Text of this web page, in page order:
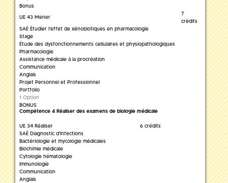
Bonus
UE 43 Mener
7
crédits
SAÉ Étudier l'effet de xénobiotiques en pharmacologie
Stage
Étude des dysfonctionnements cellulaires et physiopathologiques
Pharmacologie
Assistance médicale à la procréation
Communication
Anglais
Projet Personnel et Professionnel
Portfolio
1 Option
BONUS
Compétence 4 Réaliser des examens de biologie médicale
UE 34 Réaliser
6 crédits
SAÉ Diagnostic d'infections
Bactériologie et mycologie médicales
Biochimie médicale
Cytologie hématologie
Immunologie
Communication
Anglais